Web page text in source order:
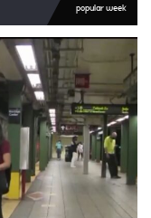
popular week